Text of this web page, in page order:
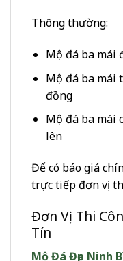
Thông thường:
Mộ đá ba mái
Mộ đá ba mái
đồng
Mộ đá ba mái
lên
Để có báo giá
trực tiếp đơn vị
Đơn Vị Thi
Tín
Mộ Đá Đẹp Ninh